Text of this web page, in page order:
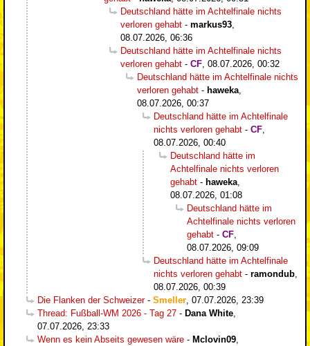
Deutschland hätte im Achtelfinale nichts
verloren gehabt - markus93
08.07.2026, 06:36
Deutschland hätte im Achtelfinale nichts
verloren gehabt - CF 08.07.2026, 00:32
Deutschland hätte im Achtelfinale nichts
verloren gehabt - haweka
08.07.2026, 00:37
Deutschland hätte im Achtelfinale
nichts verloren gehabt - CF
08.07.2026, 00:40
Deutschland hätte im
Achtelfinale nichts verloren
gehabt - haweka
08.07.2026, 01:08
Deutschland hätte im
Achtelfinale nichts verloren
gehabt - CF
08.07.2026, 09:09
Deutschland hätte im Achtelfinale
nichts verloren gehabt - ramondub
08.07.2026, 00:39
Die Flanken der Schweizer- Smeller 07.07.2026, 23:39
Thread: Fußball-WM 2026 - Tag 27 - Dana White
07.07.2026, 23:33
Wenn es kein Abseits gewesen wäre - Mclovin09